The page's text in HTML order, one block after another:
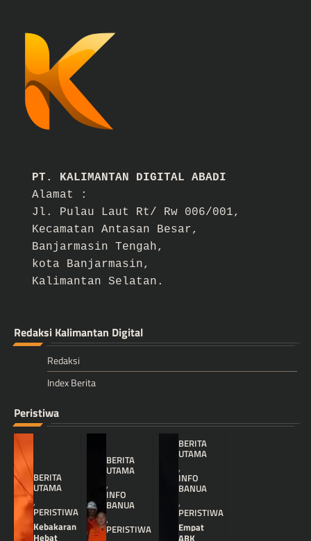
PT. KALIMANTAN DIGITAL ABADI
Alamat :
Jl. Pulau Laut Rt/ Rw 006/001,
Kecamatan Antasan Besar,
Banjarmasin Tengah,
kota Banjarmasin,
Kalimantan Selatan.
Redaksi Kalimantan Digital
Redaksi
Index Berita
Peristiwa
BERITA
UTAMA
,
PERISTIWA
Kebakaran
Hebat
BERITA
UTAMA
,
INFO
BANUA
,
PERISTIWA
BERITA
UTAMA
,
INFO
BANUA
,
PERISTIWA
Empat